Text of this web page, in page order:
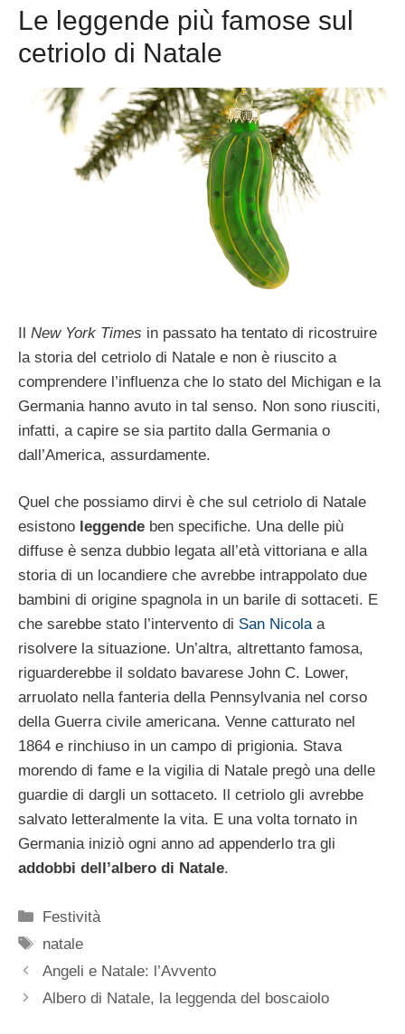
Le leggende più famose sul
cetriolo di Natale
Il New York Times in passato ha tentato di ricostruire
la storia del cetriolo di Natale e non è riuscito a
comprendere l’influenza che lo stato del Michigan e la
Germania hanno avuto in tal senso. Non sono riusciti,
infatti, a capire se sia partito dalla Germania o
dall’America, assurdamente.
Quel che possiamo dirvi è che sul cetriolo di Natale
esistono leggende ben specifiche. Una delle più
diffuse è senza dubbio legata all’età vittoriana e alla
storia di un locandiere che avrebbe intrappolato due
bambini di origine spagnola in un barile di sottaceti. E
che sarebbe stato l’intervento di San Nicolaa
risolvere la situazione. Un’altra, altrettanto famosa,
riguarderebbe il soldato bavarese John C. Lower,
arruolato nella fanteria della Pennsylvania nel corso
della Guerra civile americana. Venne catturato nel
1864 e rinchiuso in un campo di prigionia. Stava
morendo di fame e la vigilia di Natale pregò una delle
guardie di dargli un sottaceto. Il cetriolo gli avrebbe
salvato letteralmente la vita. E una volta tornato in
Germania iniziò ogni anno ad appenderlo tra gli
addobbi dell’albero di Natale.
Categorie
Festività
Tag
natale
Angeli e Natale: l’Avvento
Albero di Natale, la leggenda del boscaiolo